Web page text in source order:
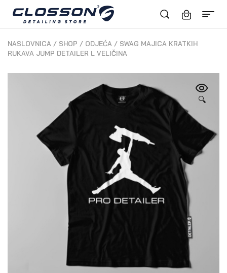
NASLOVNICA / SHOP / ODJEĆA / SWAG MAJICA KRATKIH
RUKAVA JUMP DETAILER L VELIČINA
🔍